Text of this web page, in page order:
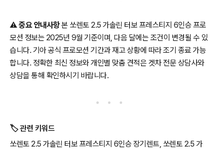
⚠️중요 안내사항본 쏘렌토 2.5 가솔린 터보 프레스티지 6인승 프로
모션 정보는 2025년 9월 기준이며, 다음 달에는 조건이 변경될 수 있
습니다. 기아 공식 프로모션 기간과 재고 상황에 따라 조기 종료 가능
합니다. 정확한 최신 정보와 개인별 맞춤 견적은 겟차 전문 상담사와
상담을 통해 확인하시기 바랍니다.
🏷️ 관련 키워드
쏘렌토 2.5 가솔린 터보 프레스티지 6인승 장기렌트, 쏘렌토 2.5 가